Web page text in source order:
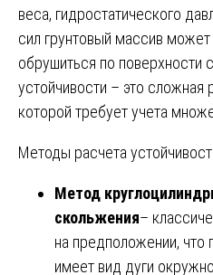
веса, гидростатического
сил грунтовый массив может
обрушиться по поверхности
устойчивости – это сложная
которой требует учета
Методы расчета
Метод
скольжения–
на предположении, что
имеет вид дуги